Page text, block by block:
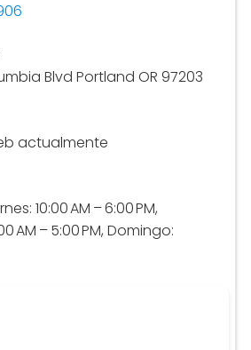
Blvd Portland OR 97203
actualmente
10:00 AM – 6:00 PM,
AM – 5:00 PM, Domingo: